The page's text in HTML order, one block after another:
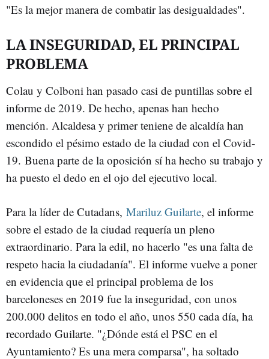
"Es la mejor manera de combatir las desigualdades".
LA INSEGURIDAD, EL PRINCIPAL
PROBLEMA
Colau y Colboni han pasado casi de puntillas sobre el
informe de 2019. De hecho, apenas han hecho
mención. Alcaldesa y primer teniene de alcaldía han
escondido el pésimo estado de la ciudad con el Covid-
19. Buena parte de la oposición sí ha hecho su trabajo y
ha puesto el dedo en el ojo del ejecutivo local.
Para la líder de Cutadans, Mariluz Guilarte, el informe
sobre el estado de la ciudad requería un pleno
extraordinario. Para la edil, no hacerlo "es una falta de
respeto hacia la ciudadanía". El informe vuelve a poner
en evidencia que el principal problema de los
barceloneses en 2019 fue la inseguridad, con unos
200.000 delitos en todo el año, unos 550 cada día, ha
recordado Guilarte. "¿Dónde está el PSC en el
Ayuntamiento? Es una mera comparsa", ha soltado